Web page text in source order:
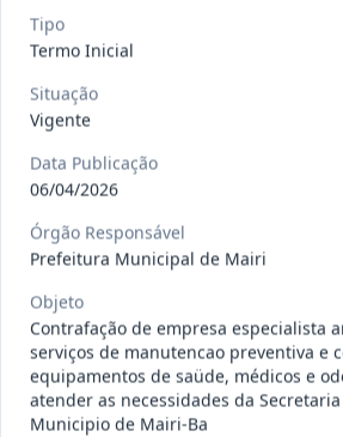
012-
2023
Inicial
para apresentação musi
Situação
011-
Termo
Inicial
Contratação de
na realização de evento
Situação: Encerrado Data:04/08/2026
Tipo
Termo Inicial
Situação
Vigente
Data Publicação
06/04/2026
Órgão Responsável
Prefeitura Municipal de Mairi
Objeto
Contrafação de empresa especialista
serviços de manutencao preventiva e
equipamentos de saüde, médicos e
atender as necessidades da
Municipio de Mairi-Ba